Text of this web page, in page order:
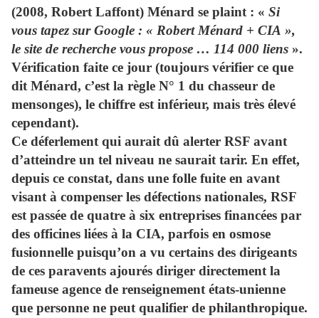
(2008, Robert Laffont) Ménard se plaint : « Si
vous tapez sur Google : « Robert Ménard + CIA »,
le site de recherche vous propose … 114 000 liens ».
Vérification faite ce jour (toujours vérifier ce que
dit Ménard, c’est la règle N° 1 du chasseur de
mensonges), le chiffre est inférieur, mais très élevé
cependant).
Ce déferlement qui aurait dû alerter RSF avant
d’atteindre un tel niveau ne saurait tarir. En effet,
depuis ce constat, dans une folle fuite en avant
visant à compenser les défections nationales, RSF
est passée de quatre à six entreprises financées par
des officines liées à la CIA, parfois en osmose
fusionnelle puisqu’on a vu certains des dirigeants
de ces paravents ajourés diriger directement la
fameuse agence de renseignement états-unienne
que personne ne peut qualifier de philanthropique.